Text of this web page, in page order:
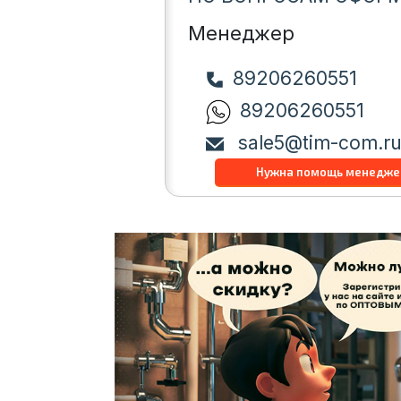
Менеджер
89206260551
89206260551
sale5@tim-com.ru